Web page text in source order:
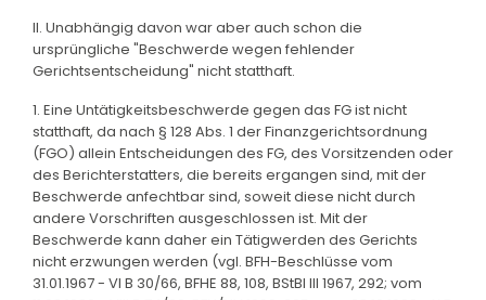
II. Unabhängig davon war aber auch schon die
ursprüngliche "Beschwerde wegen fehlender
Gerichtsentscheidung" nicht statthaft.
1. Eine Untätigkeitsbeschwerde gegen das FG ist nicht
statthaft, da nach § 128 Abs. 1 der Finanzgerichtsordnung
(FGO) allein Entscheidungen des FG, des Vorsitzenden oder
des Berichterstatters, die bereits ergangen sind, mit der
Beschwerde anfechtbar sind, soweit diese nicht durch
andere Vorschriften ausgeschlossen ist. Mit der
Beschwerde kann daher ein Tätigwerden des Gerichts
nicht erzwungen werden (vgl. BFH-Beschlüsse vom
31.01.1967 - VI B 30/66, BFHE 88, 108, BStBl III 1967, 292; vom